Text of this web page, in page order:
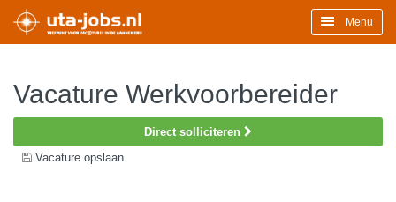
Menu
Vacature Werkvoorbereider
Direct solliciteren
Vacature opslaan